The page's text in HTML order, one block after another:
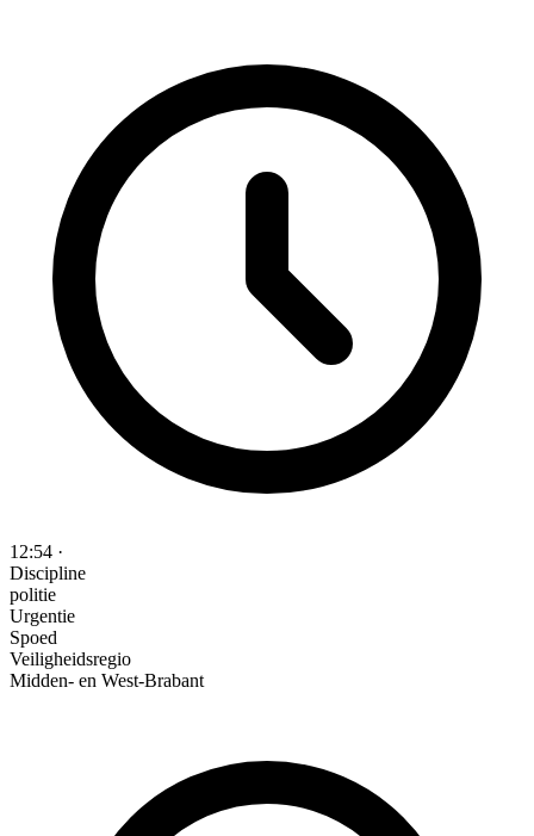
12:54 ·
Discipline
politie
Urgentie
Spoed
Veiligheidsregio
Midden- en West-Brabant